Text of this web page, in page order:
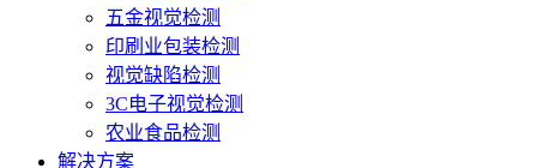
五金视觉检测
印刷业包装检测
视觉缺陷检测
3C电子视觉检测
农业食品检测
解决方案